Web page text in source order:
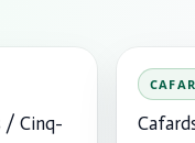
/ Cinq-